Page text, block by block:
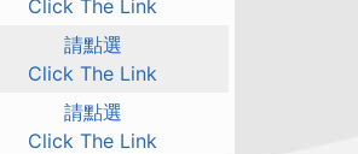
Click The Link
請點選
Click The Link
請點選
Click The Link